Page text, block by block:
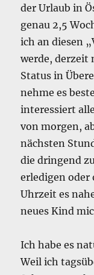
der Urlaub in
genau 2,5
ich an diesen
werde,
Status in
nehme es
interessiert
von morgen,
nächsten
die dringend
erledigen oder
Uhrzeit es
neues Kind
Ich habe es
Weil ich